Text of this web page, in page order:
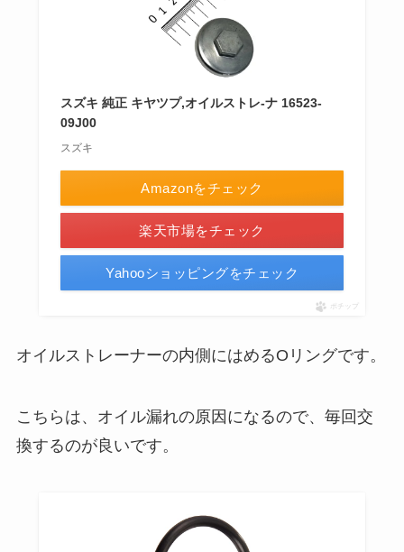
スズキ 純正 キヤツプ,オイルストレ-ナ 16523-
09J00
スズキ
Amazonをチェック
楽天市場をチェック
Yahooショッピングをチェック
ポチップ
オイルストレーナーの内側にはめるОリングです。
こちらは、オイル漏れの原因になるので、毎回交
換するのが良いです。